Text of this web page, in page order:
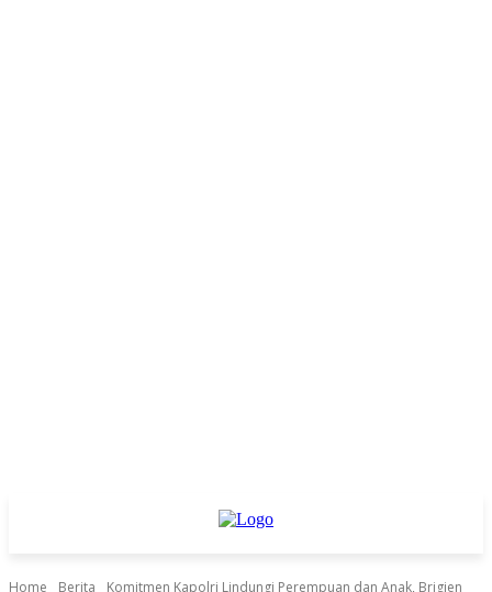
Home Berita
Komitmen Kapolri Lindungi Perempuan dan Anak, Brigjen